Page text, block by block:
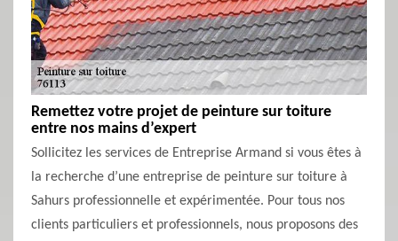
Remettez votre projet de peinture sur toiture
entre nos mains d’expert
Sollicitez les services de Entreprise Armand si vous êtes à
la recherche d’une entreprise de peinture sur toiture à
Sahurs professionnelle et expérimentée. Pour tous nos
clients particuliers et professionnels, nous proposons des